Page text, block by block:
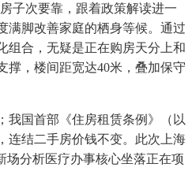
次要靠，跟着政策解读进一
满脚改善家庭的栖身等候。通过
组合，无疑是正在购房天分上和
撑，楼间距宽达40米，叠加保守
国首部《住房租赁条例》（以
连结二手房价钱不变。此次上海
场分析医疗办事核心坐落正在项